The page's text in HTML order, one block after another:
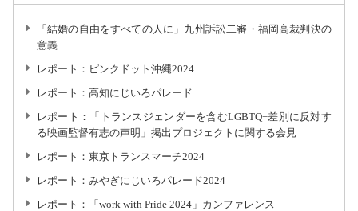
「結婚の自由をすべての人に」九州訴訟二審・福岡高裁判決の
意義
レポート：ピンクドット沖縄2024
レポート：高知にじいろパレード
レポート：「トランスジェンダーを含むLGBTQ+差別に反対す
る映画監督有志の声明」掲出プロジェクトに関する会見
レポート：東京トランスマーチ2024
レポート：みやぎにじいろパレード2024
レポート：「work with Pride 2024」カンファレンス